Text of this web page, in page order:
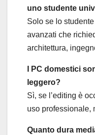
uno studente
Solo se lo
avanzati che
architettura,
I PC domestici
leggero?
Sì, se l’editing è
uso professionale,
Quanto dura